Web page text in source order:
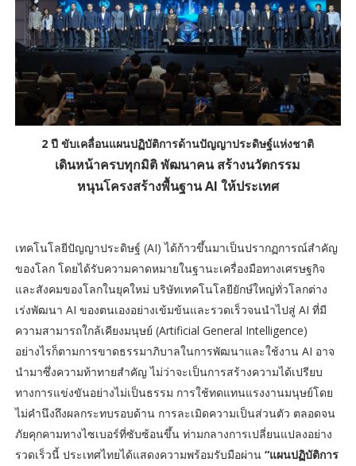
2 ปี ขับเคลื่อนแผนปฏิบัติการด้านปัญญาประดิษฐ์แห่งชาติ
เดินหน้าครบทุกมิติ พัฒนาคน สร้างนวัตกรรม
หนุนโครงสร้างพื้นฐาน AI ให้ประเทศ
เทคโนโลยีปัญญาประดิษฐ์ (AI) ได้ก้าวขึ้นมาเป็นปรากฏการณ์สำคัญ
ของโลก โดยได้รับความคาดหมายในฐานะเครื่องมือทางเศรษฐกิจ
และสังคมของโลกในยุคใหม่ บริษัทเทคโนโลยียักษ์ใหญ่ทั่วโลกต่าง
เร่งพัฒนา AI ของตนเองอย่างเข้มข้นและรวดเร็วจนนำไปสู่ AI ที่มี
ความสามารถใกล้เคียงมนุษย์ (Artificial General Intelligence)
อย่างไรก็ตามการขาดธรรมาภิบาลในการพัฒนาและใช้งาน AI อาจ
นำมาซึ่งความท้าทายสำคัญ ไม่ว่าจะเป็นการสร้างความได้เปรียบ
ทางการแข่งขันอย่างไม่เป็นธรรม การใช้ทดแทนแรงงานมนุษย์โดย
ไม่คำนึงถึงผลกระทบรอบด้าน การละเมิดความเป็นส่วนตัว ตลอดจน
ภัยคุกคามทางไซเบอร์ที่ซับซ้อนขึ้น ท่ามกลางการเปลี่ยนแปลงอย่าง
รวดเร็วนี้ ประเทศไทยได้แสดงความพร้อมรับมือผ่าน“แผนปฏิบัติการ